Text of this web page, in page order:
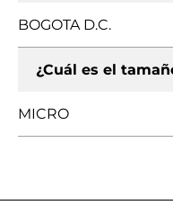
BOGOTA D.C.
¿Cuál es el
MICRO